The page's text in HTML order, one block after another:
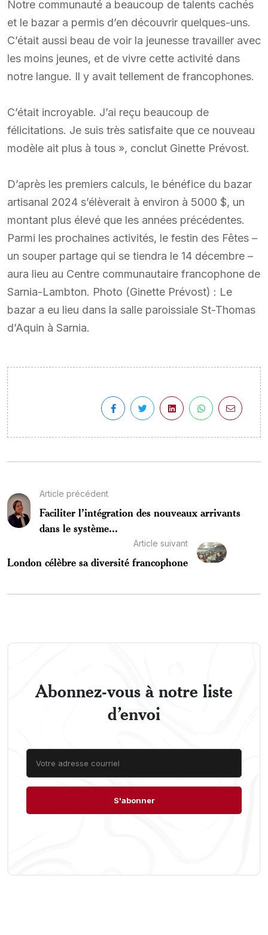
Notre communauté a beaucoup de talents cachés
et le bazar a permis d’en découvrir quelques-uns.
C’était aussi beau de voir la jeunesse travailler avec
les moins jeunes, et de vivre cette activité dans
notre langue. Il y avait tellement de francophones.
C’était incroyable. J’ai reçu beaucoup de
félicitations. Je suis très satisfaite que ce nouveau
modèle ait plus à tous », conclut Ginette Prévost.
D’après les premiers calculs, le bénéfice du bazar
artisanal 2024 s’élèverait à environ à 5000 $, un
montant plus élevé que les années précédentes.
Parmi les prochaines activités, le festin des Fêtes –
un souper partage qui se tiendra le 14 décembre –
aura lieu au Centre communautaire francophone de
Sarnia-Lambton. Photo (Ginette Prévost) : Le
bazar a eu lieu dans la salle paroissiale St-Thomas
d’Aquin à Sarnia.
Article précédent
Faciliter l’intégration des nouveaux arrivants
dans le système...
Article suivant
London célèbre sa diversité francophone
Abonnez-vous à notre liste
d’envoi